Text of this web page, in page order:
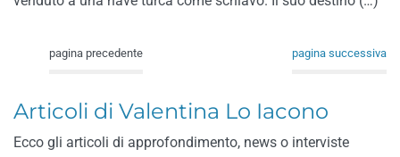
pagina precedente pagina successiva
Articoli di Valentina Lo Iacono
Ecco gli articoli di approfondimento, news o interviste